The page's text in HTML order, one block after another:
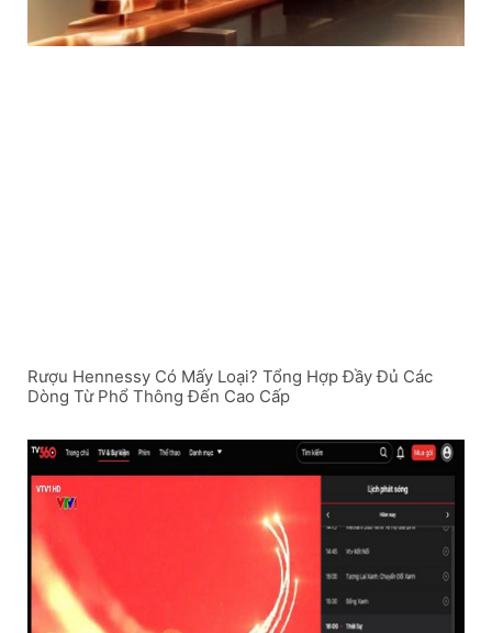
Rượu Hennessy Có Mấy Loại? Tổng Hợp Đầy Đủ Các
Dòng Từ Phổ Thông Đến Cao Cấp